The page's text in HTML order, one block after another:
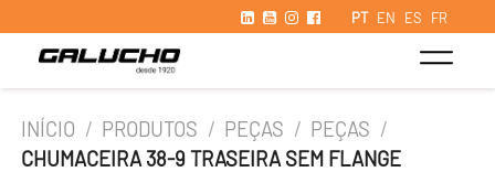
PT EN ES FR
INÍCIO / PRODUTOS / PEÇAS / PEÇAS /
CHUMACEIRA 38-9 TRASEIRA SEM FLANGE